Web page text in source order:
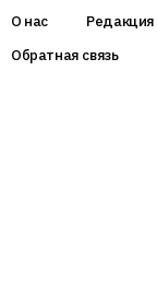
О нас Редакция
Обратная связь